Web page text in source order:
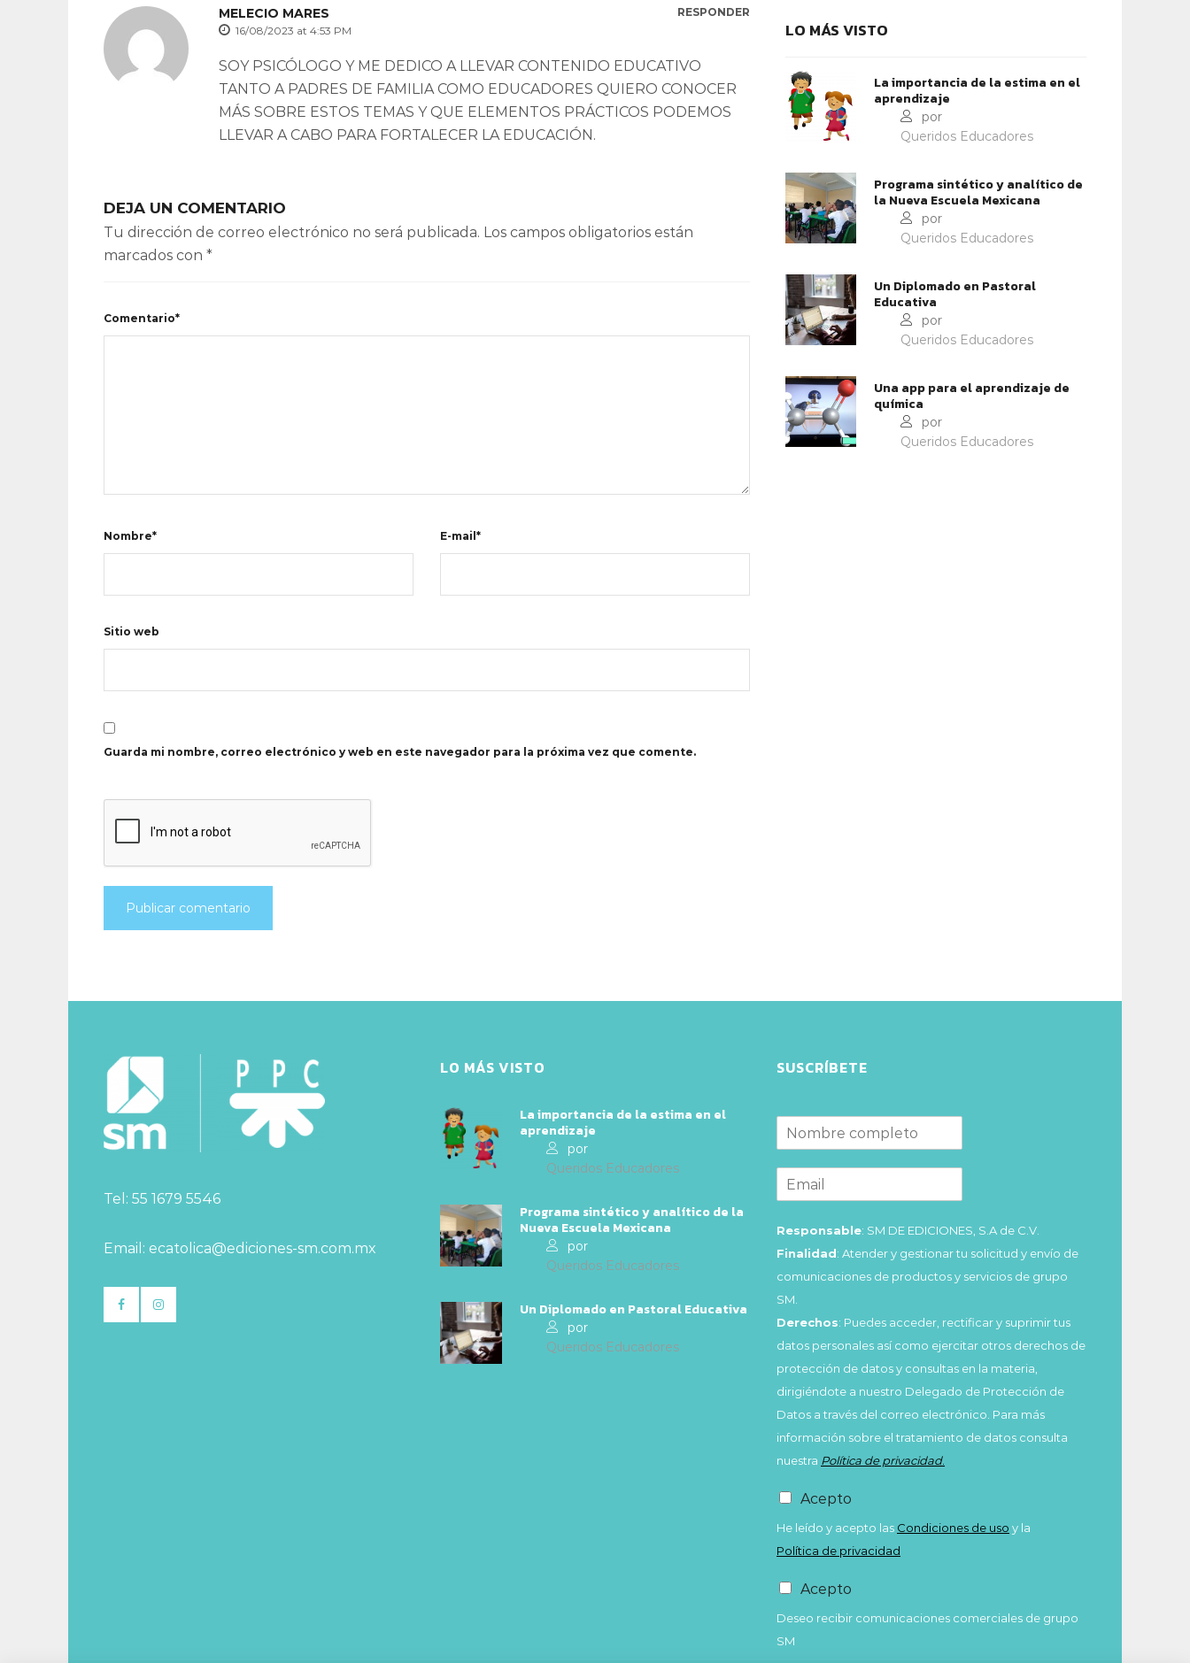
MELECIO MARES
RESPONDER
16/08/2023 at 4:53 PM
SOY PSICÓLOGO Y ME DEDICO A LLEVAR CONTENIDO EDUCATIVO
TANTO A PADRES DE FAMILIA COMO EDUCADORES QUIERO CONOCER
MÁS SOBRE ESTOS TEMAS Y QUE ELEMENTOS PRÁCTICOS PODEMOS
LLEVAR A CABO PARA FORTALECER LA EDUCACIÓN.
DEJA UN COMENTARIO
Tu dirección de correo electrónico no será publicada. Los campos obligatorios están
marcados con *
Comentario*
Nombre* E-mail*
Sitio web
Guarda mi nombre, correo electrónico y web en este navegador para la próxima vez que comente.
LO MÁS VISTO
La importancia de la estima en el
aprendizaje
por
Queridos Educadores
Programa sintético y analítico de
la Nueva Escuela Mexicana
por
Queridos Educadores
Un Diplomado en Pastoral
Educativa
por
Queridos Educadores
Una app para el aprendizaje de
química
por
Queridos Educadores
Tel: 55 1679 5546
Email: ecatolica@ediciones-sm.com.mx
LO MÁS VISTO
La importancia de la estima en el
aprendizaje
por
Queridos Educadores
Programa sintético y analítico de la
Nueva Escuela Mexicana
por
Queridos Educadores
Un Diplomado en Pastoral Educativa
por
Queridos Educadores
SUSCRÍBETE
Responsable: SM DE EDICIONES, S.A de C.V.
Finalidad: Atender y gestionar tu solicitud y envío de
comunicaciones de productos y servicios de grupo
SM.
Derechos: Puedes acceder, rectificar y suprimir tus
datos personales así como ejercitar otros derechos de
protección de datos y consultas en la materia,
dirigiéndote a nuestro Delegado de Protección de
Datos a través del correo electrónico. Para más
información sobre el tratamiento de datos consulta
nuestra Política de privacidad.
Acepto
He leído y acepto las Condiciones de uso y la
Política de privacidad
Acepto
Deseo recibir comunicaciones comerciales de grupo
SM